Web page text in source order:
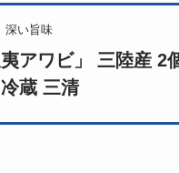
深い旨味
夷アワビ」 三陸産 2
蔵 三清